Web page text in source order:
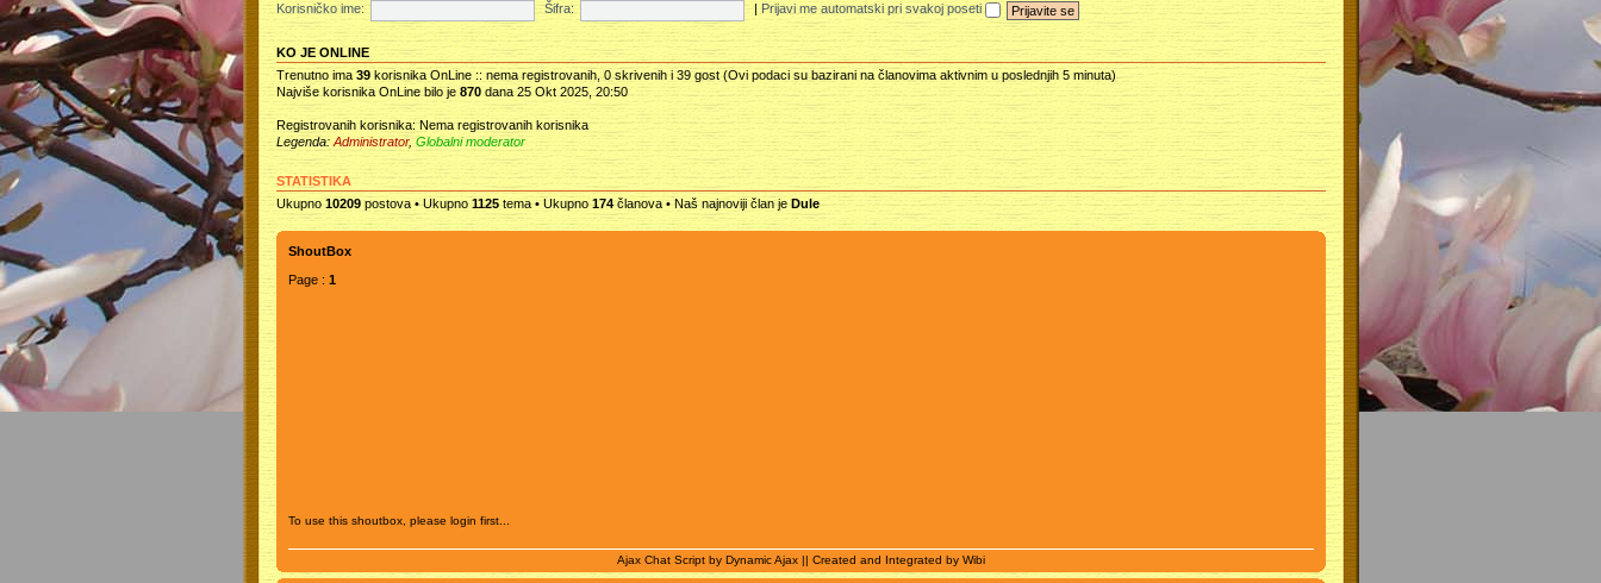
Korisničko ime:
Šifra: Prijavi me automatski pri svakoj poseti
KO JE ONLINE
Trenutno ima 39korisnika OnLine :: nema registrovanih, 0 skrivenih i 39 gost (Ovi podaci su bazirani na članovima aktivnim u poslednjih 5 minuta)
Najviše korisnika OnLine bilo je 870dana 25 Okt 2025, 20:50
Registrovanih korisnika: Nema registrovanih korisnika
Legenda: Administrator, Globalni moderator
STATISTIKA
Ukupno10209postova • Ukupno 1125tema • Ukupno174članova • Naš najnoviji član je Dule
ShoutBox
Page : 1
To use this shoutbox, please login first...
Ajax Chat Script by Dynamic Ajax|| Created and Integrated by Wibi